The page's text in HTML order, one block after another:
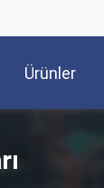
Ürünler